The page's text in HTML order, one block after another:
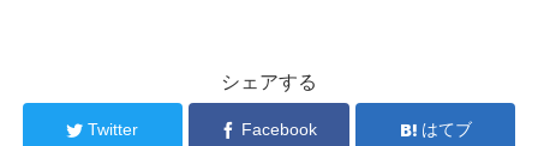
シェアする
Twitter Facebook はてブ